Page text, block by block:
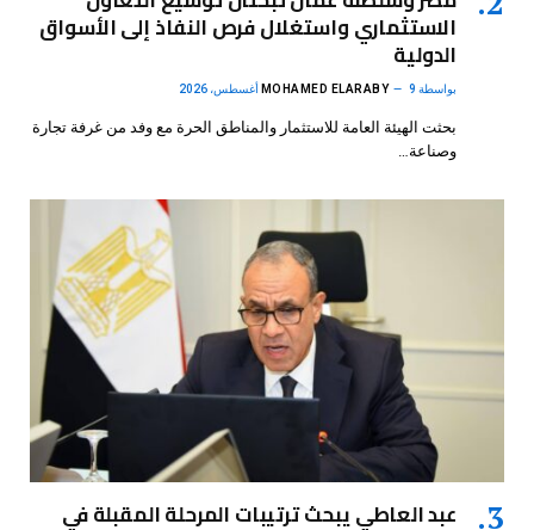
الاستثماري واستغلال فرص النفاذ إلى الأسواق
الدولية
بواسطة MOHAMED ELARABY 9 أغسطس، 2026
بحثت الهيئة العامة للاستثمار والمناطق الحرة مع وفد من غرفة تجارة
وصناعة…
عبد العاطي يبحث ترتيبات المرحلة المقبلة في